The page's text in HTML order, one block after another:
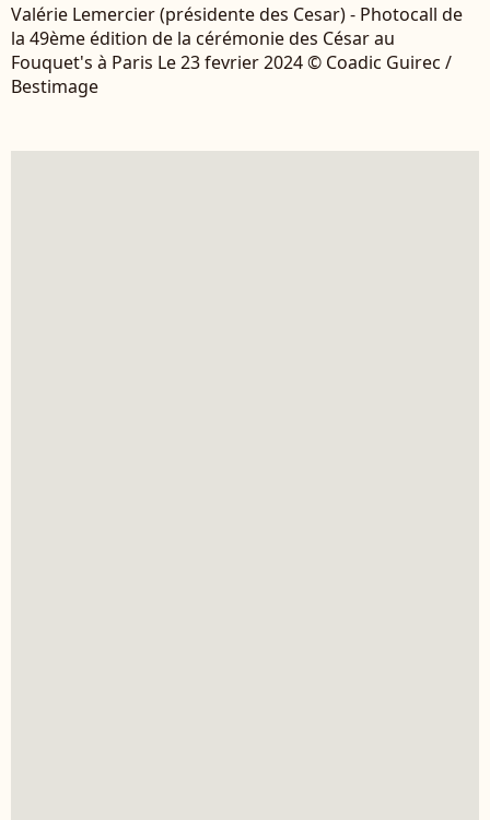
Valérie Lemercier (présidente des Cesar) - Photocall de
la 49ème édition de la cérémonie des César au
Fouquet's à Paris Le 23 fevrier 2024 © Coadic Guirec /
Bestimage